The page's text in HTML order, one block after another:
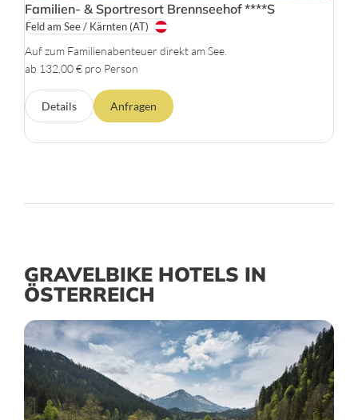
Familien- & Sportresort Brennseehof****S
Feld am See / Kärnten (AT)
Auf zum Familienabenteuer direkt am See.
ab 132,00 € pro Person
Details Anfragen
GRAVELBIKE HOTELS IN
ÖSTERREICH